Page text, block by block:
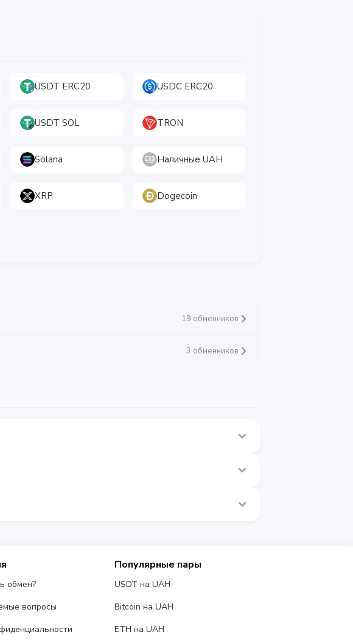
USDT ERC20 USDC ERC20
USDT SOL TRON
Solana Наличные UAH
XRP Dogecoin
19 обменников
3 обменников
обмен?
вопросы
Популярные пары
USDT на UAH
Bitcoin на UAH
ETH на UAH